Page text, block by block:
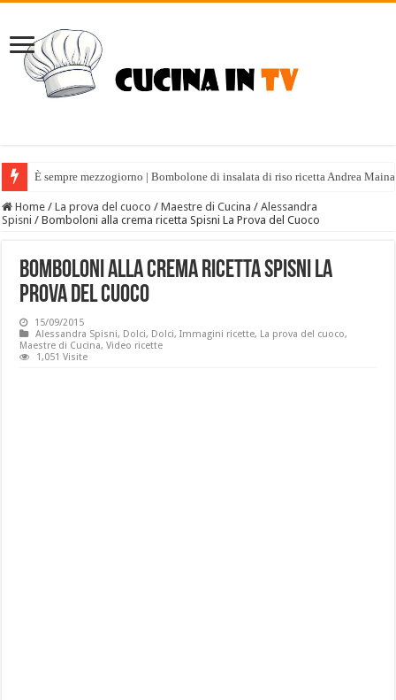
È sempre mezzogiorno | Bombolone di insalata di riso ricetta Andrea
Home / La prova del cuoco / Maestre di Cucina / Alessandra
Spisni / Bomboloni alla crema ricetta Spisni La Prova del Cuoco
Bomboloni alla crema ricetta Spisni La
Prova del Cuoco
15/09/2015
Alessandra Spisni, Dolci, Dolci,Immagini ricette, La prova del cuoco,
Maestre di Cucina,Video ricette
1,051 Visite